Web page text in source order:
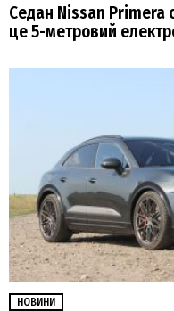
Седан Nissan Primera
це 5-метровий
НОВИНИ